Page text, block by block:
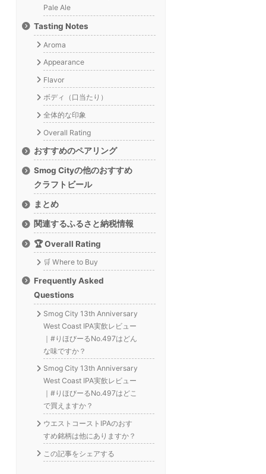
Pale Ale
Tasting Notes
Aroma
Appearance
Flavor
ボディ（口当たり）
全体的な印象
Overall Rating
おすすめのペアリング
Smog Cityの他のおすすめ
クラフトビール
まとめ
関連するふるさと納税情報
🏆 Overall Rating
🛒 Where to Buy
Frequently Asked
Questions
Smog City 13th Anniversary
West Coast IPA実飲レビュー
｜#りほびーるNo.497はどん
な味ですか？
Smog City 13th Anniversary
West Coast IPA実飲レビュー
｜#りほびーるNo.497はどこ
で買えますか？
ウエストコーストIPAのおす
すめ銘柄は他にありますか？
この記事をシェアする